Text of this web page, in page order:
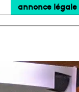
annonce légale